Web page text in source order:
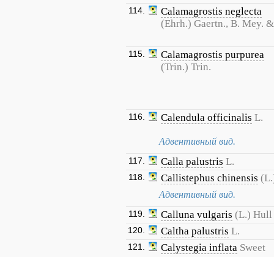
114.
Calamagrostis neglecta
(Ehrh.) Gaertn., B. Mey.
115.
Calamagrostis purpurea
(Trin.) Trin.
116. Calendula officinalis L.
Адвентивный вид.
117. Calla palustris L.
118. Callistephus chinensis
Адвентивный вид.
119. Calluna vulgaris (L.) Hull
120. Caltha palustris L.
121. Calystegia inflata Sweet